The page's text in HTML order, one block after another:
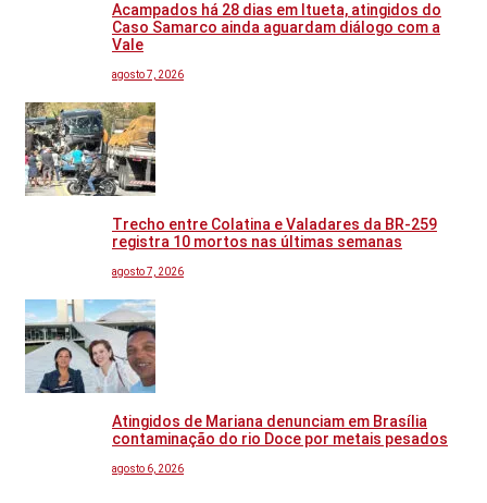
Acampados há 28 dias em Itueta, atingidos do
Caso Samarco ainda aguardam diálogo com a
Vale
agosto 7, 2026
Trecho entre Colatina e Valadares da BR-259
registra 10 mortos nas últimas semanas
agosto 7, 2026
Atingidos de Mariana denunciam em Brasília
contaminação do rio Doce por metais pesados
agosto 6, 2026